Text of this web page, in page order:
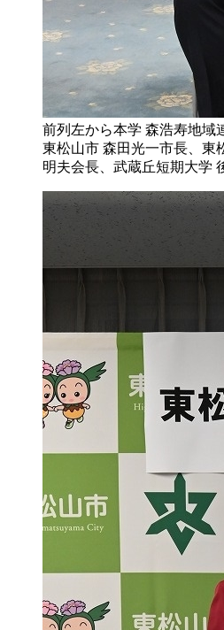
前列左から本学 森浩寿地域
東松山市 森田光一市長、東
明夫会長、武蔵丘短期大学